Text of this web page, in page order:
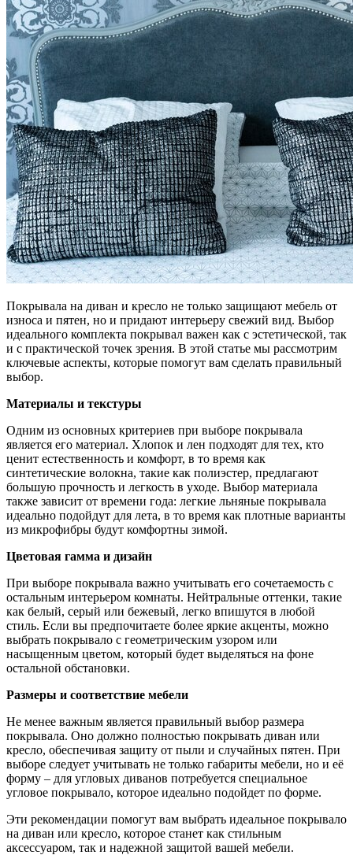
Покрывала на диван и кресло не только защищают мебель от
износа и пятен, но и придают интерьеру свежий вид. Выбор
идеального комплекта покрывал важен как с эстетической, так
и с практической точек зрения. В этой статье мы рассмотрим
ключевые аспекты, которые помогут вам сделать правильный
выбор.
Материалы и текстуры
Одним из основных критериев при выборе покрывала
является его материал. Хлопок и лен подходят для тех, кто
ценит естественность и комфорт, в то время как
синтетические волокна, такие как полиэстер, предлагают
большую прочность и легкость в уходе. Выбор материала
также зависит от времени года: легкие льняные покрывала
идеально подойдут для лета, в то время как плотные варианты
из микрофибры будут комфортны зимой.
Цветовая гамма и дизайн
При выборе покрывала важно учитывать его сочетаемость с
остальным интерьером комнаты. Нейтральные оттенки, такие
как белый, серый или бежевый, легко впишутся в любой
стиль. Если вы предпочитаете более яркие акценты, можно
выбрать покрывало с геометрическим узором или
насыщенным цветом, который будет выделяться на фоне
остальной обстановки.
Размеры и соответствие мебели
Не менее важным является правильный выбор размера
покрывала. Оно должно полностью покрывать диван или
кресло, обеспечивая защиту от пыли и случайных пятен. При
выборе следует учитывать не только габариты мебели, но и её
форму – для угловых диванов потребуется специальное
угловое покрывало, которое идеально подойдет по форме.
Эти рекомендации помогут вам выбрать идеальное покрывало
на диван или кресло, которое станет как стильным
аксессуаром, так и надежной защитой вашей мебели.